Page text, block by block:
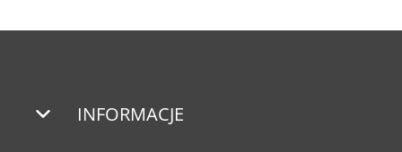
INFORMACJE